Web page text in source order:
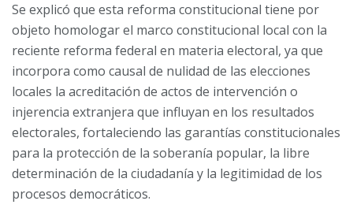
Se explicó que esta reforma constitucional tiene por
objeto homologar el marco constitucional local con la
reciente reforma federal en materia electoral, ya que
incorpora como causal de nulidad de las elecciones
locales la acreditación de actos de intervención o
injerencia extranjera que influyan en los resultados
electorales, fortaleciendo las garantías constitucionales
para la protección de la soberanía popular, la libre
determinación de la ciudadanía y la legitimidad de los
procesos democráticos.